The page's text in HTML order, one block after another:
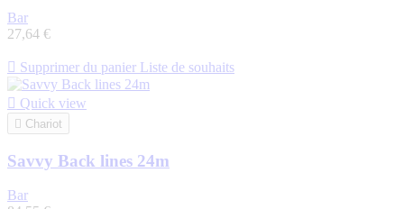
Bar
27,64 €
 Supprimer du panier Liste de souhaits
 Quick view
 Chariot
Savvy Back lines 24m
Bar